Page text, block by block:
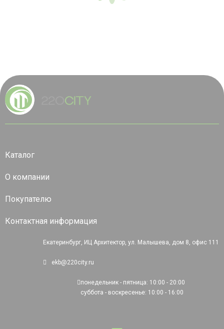
Каталог
О компании
Покупателю
Контактная информация
Екатеринбург, ИЦ Архитектор, ул. Малышева, дом 8, офис 111
ekb@220city.ru
понедельник - пятница: 10:00 - 20:00
суббота - воскресенье: 10:00 - 16:00